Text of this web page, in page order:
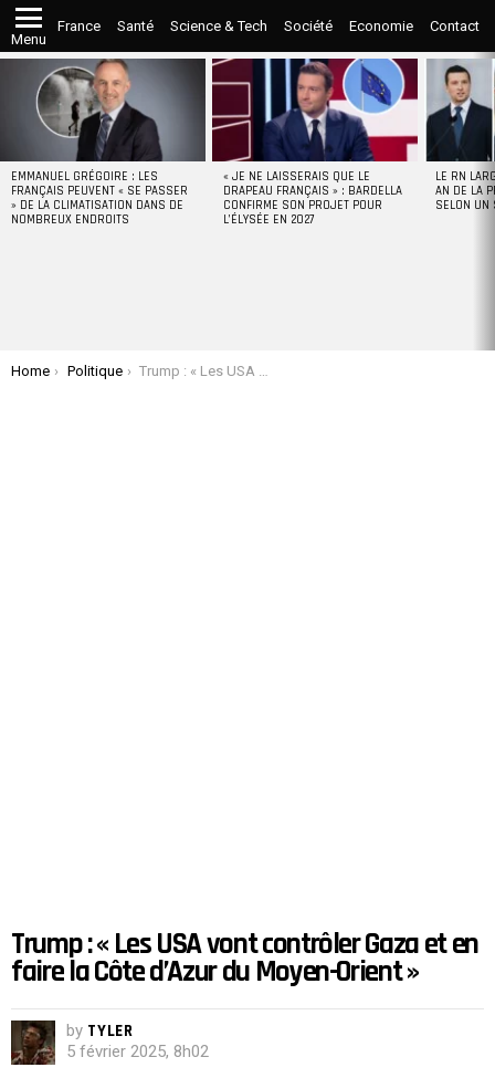
Menu
France Santé Science & Tech Société Economie Contact
STORIES
EMMANUEL GRÉGOIRE : LES
FRANÇAIS PEUVENT « SE PASSER
» DE LA CLIMATISATION DANS DE
NOMBREUX ENDROITS
« JE NE LAISSERAIS QUE LE
DRAPEAU FRANÇAIS » : BARDELLA
CONFIRME SON PROJET POUR
L’ÉLYSÉE EN 2027
LE RN
AN DE LA
SELON UN
You are here:
Home Politique Trump : « Les USA vont contrôler Gaza et en faire la Côte d’Azur du Moyen-Orient »
Trump : « Les USA vont contrôler Gaza et en
faire la Côte d’Azur du Moyen-Orient »
by TYLER
5 février 2025, 8h02